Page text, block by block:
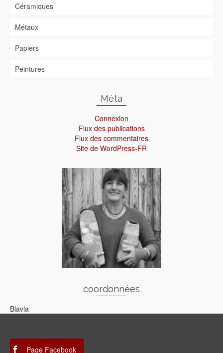
Céramiques
Métaux
Papiers
Peintures
Méta
Connexion
Flux des publications
Flux des commentaires
Site de WordPress-FR
coordonnées
Blavla
Page Facebook